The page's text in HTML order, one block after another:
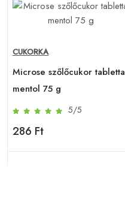
CUKORKA
Microse szőlőcukor tabletta
mentol 75 g
5/5
286 Ft